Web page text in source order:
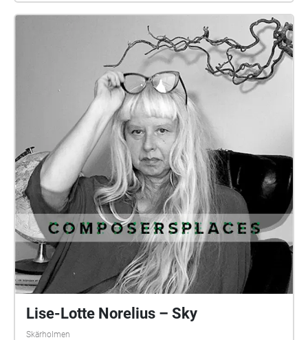
första möten med ickeidiomatisk
improvisationsmusik. Han flyttade därefter till
Jugoslavien och deltog i grundandet av Radio
Belgrads Elektronmusikstudio, och arbetade under
fjorton år med studions platsbyggda Synthi 100. Han
komponerade även kammarmusik, vokal elektronisk
och improviserad musik där i egenskap av ledare för
gruppen Interaction. 1986 flyttade han till
STockholm för att arbeta på EMS med komposition
och utveckla ny mjukvara för musik. Han är medlem
i FST, Fylkingen, SEAMS, VEMS, FRIM och ISCM. Han
arbetade som producent på Fylkingen 1988-1992.
Verksam som tonsättare med elektroniska - och
instrumentalverk, liksom realtidskompositör för
träblås, didgeridoo, blockflöjter, röst och laptop. (EN)
With the sound art project ComposerSplaces,
Audiorama wants to make Swedish electroacoustic
music and sound art available to a wider audience.
https://www.audiorama.se/composersplaces Paul
Lise-Lotte Norelius – Sky
Skärholmen